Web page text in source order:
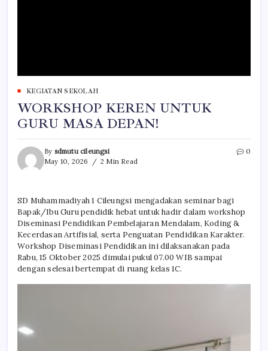
KEGIATAN SEKOLAH
WORKSHOP KEREN UNTUK
GURU MASA DEPAN!
By sdmutu cileungsi
May 10, 2026
2 Min Read
0
SD Muhammadiyah 1 Cileungsi mengadakan seminar bagi
Bapak/Ibu Guru pendidik hebat untuk hadir dalam workshop
Diseminasi Pendidikan Pembelajaran Mendalam, Koding &
Kecerdasan Artifisial, serta Penguatan Pendidikan Karakter.
Workshop Diseminasi Pendidikan ini dilaksanakan pada
Rabu, 15 Oktober 2025 dimulai pukul 07.00 WIB sampai
dengan selesai bertempat di ruang kelas 1C.